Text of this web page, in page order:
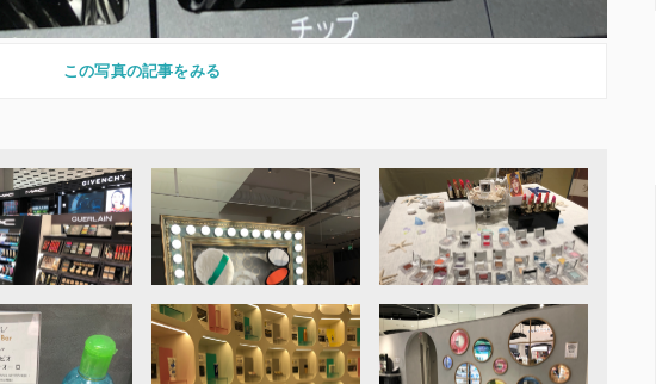
この写真の記事をみる